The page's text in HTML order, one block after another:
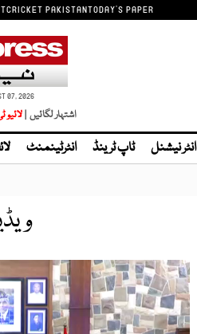
CRICKET PAKISTANTODAY'S PAPER
07, 2026
اشتہار لگائیں |لائیو
انٹر نیشنل ٹاپ ٹرینڈ انٹرٹینمنٹ